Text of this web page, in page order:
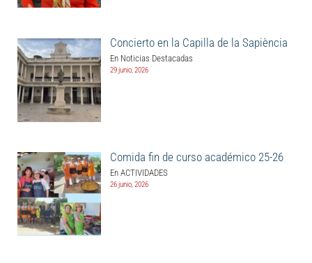
Concierto en la Capilla de la Sapiència
En Noticias Destacadas
29 junio, 2026
Comida fin de curso académico 25-26
En ACTIVIDADES
26 junio, 2026